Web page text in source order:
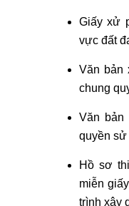
Giấy xử
vực đất
Văn bản
chung
Văn bản
quyền sử
Hồ sơ
miễn
trình xây